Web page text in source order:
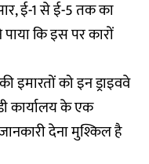
ई-1 से ई-5 तक का
पाया कि इस पर कारों
इमारतों को इन ड्राइववे
कार्यालय के एक
देना मुश्किल है